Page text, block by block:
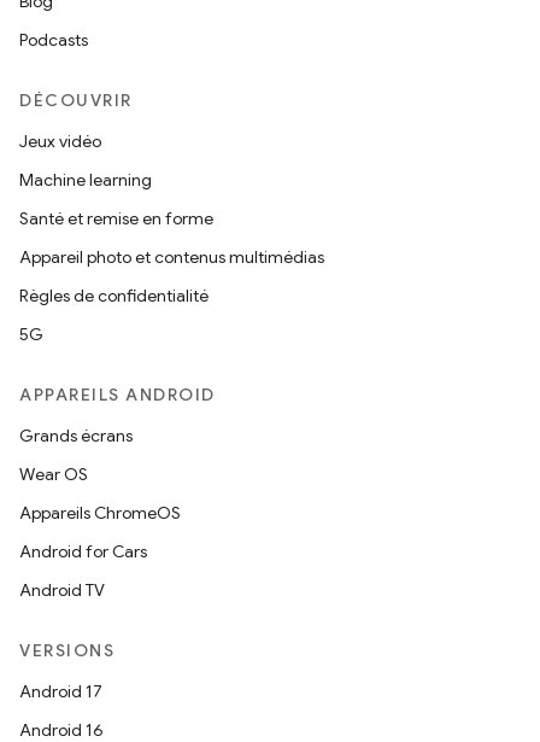
Podcasts
DÉCOUVRIR
Jeux vidéo
Machine learning
Santé et remise en forme
Appareil photo et contenus multimédias
Règles de confidentialité
5G
APPAREILS ANDROID
Grands écrans
Wear OS
Appareils ChromeOS
Android for Cars
Android TV
VERSIONS
Android 17
Android 16